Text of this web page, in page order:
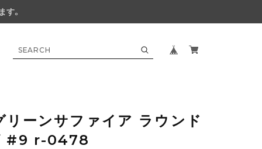
。
ーンサファイア ラウンド
#9 r-0478